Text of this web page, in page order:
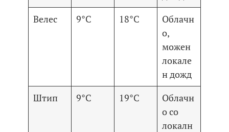
Велес
9°C 18°C
Облачн
о,
можен
локале
н дожд
Штип
9°C 19°C
Облачн
о со
локалн